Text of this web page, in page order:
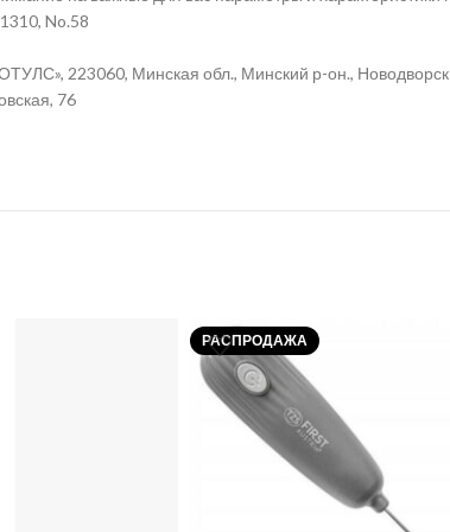
No.58
223060, Минская обл., Минский р-он.,
76
РАСПРОДАЖА